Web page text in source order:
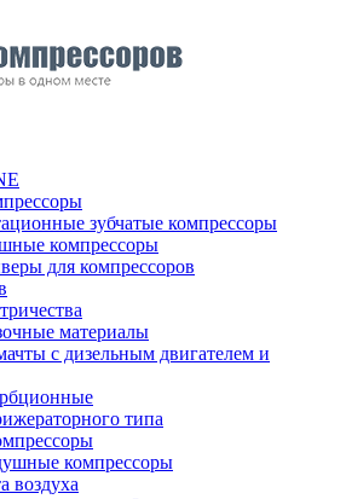
зубчатые компрессоры
компрессоры
для компрессоров
материалы
с дизельным двигателем и
типа
компрессоры
воздуха